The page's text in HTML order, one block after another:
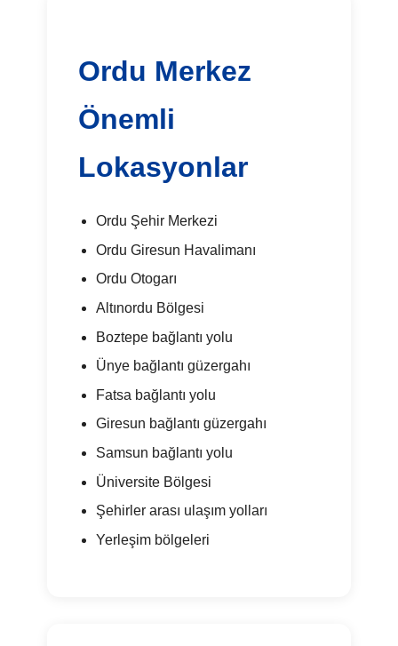
Ordu Merkez
Önemli
Lokasyonlar
Ordu Şehir Merkezi
Ordu Giresun Havalimanı
Ordu Otogarı
Altınordu Bölgesi
Boztepe bağlantı yolu
Ünye bağlantı güzergahı
Fatsa bağlantı yolu
Giresun bağlantı güzergahı
Samsun bağlantı yolu
Üniversite Bölgesi
Şehirler arası ulaşım yolları
Yerleşim bölgeleri